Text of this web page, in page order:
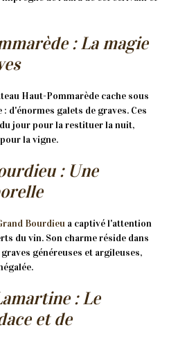
: La magie
Haut-Pommarède cache sous
d'énormes galets de graves. Ces
jour pour la restituer la nuit,
la vigne.
: Une
Bourdieu a captivé l'attention
du vin. Son charme réside dans
généreuses et argileuses,
: Le
et de